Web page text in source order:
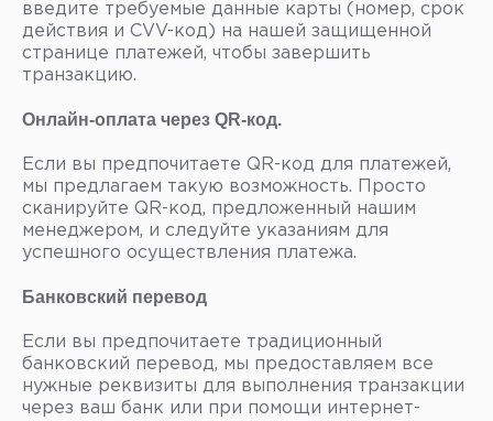
введите требуемые данные карты (номер, срок
действия и CVV-код) на нашей защищенной
странице платежей, чтобы завершить
транзакцию.
Онлайн-оплата через QR-код.
Если вы предпочитаете QR-код для платежей,
мы предлагаем такую возможность. Просто
сканируйте QR-код, предложенный нашим
менеджером, и следуйте указаниям для
успешного осуществления платежа.
Банковский перевод
Если вы предпочитаете традиционный
банковский перевод, мы предоставляем все
нужные реквизиты для выполнения транзакции
через ваш банк или при помощи интернет-